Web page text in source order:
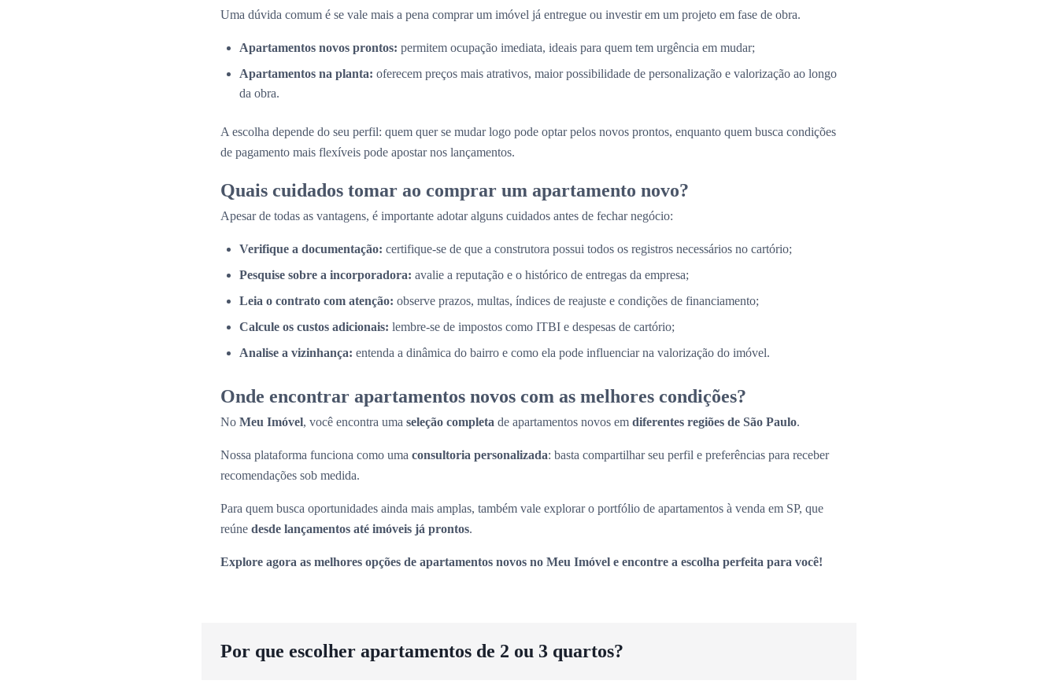
Uma dúvida comum é se vale mais a pena comprar um imóvel já entregue ou investir em um projeto em fase de obra.
Apartamentos novos prontos: permitem ocupação imediata, ideais para quem tem urgência em mudar;
Apartamentos na planta: oferecem preços mais atrativos, maior possibilidade de personalização e valorização ao longo
da obra.
A escolha depende do seu perfil: quem quer se mudar logo pode optar pelos novos prontos, enquanto quem busca condições
de pagamento mais flexíveis pode apostar nos lançamentos.
Quais cuidados tomar ao comprar um apartamento novo?
Apesar de todas as vantagens, é importante adotar alguns cuidados antes de fechar negócio:
Verifique a documentação: certifique-se de que a construtora possui todos os registros necessários no cartório;
Pesquise sobre a incorporadora: avalie a reputação e o histórico de entregas da empresa;
Leia o contrato com atenção: observe prazos, multas, índices de reajuste e condições de financiamento;
Calcule os custos adicionais: lembre-se de impostos como ITBI e despesas de cartório;
Analise a vizinhança: entenda a dinâmica do bairro e como ela pode influenciar na valorização do imóvel.
Onde encontrar apartamentos novos com as melhores condições?
No Meu Imóvel, você encontra uma seleção completa de apartamentos novos em diferentes regiões de São Paulo.
Nossa plataforma funciona como uma consultoria personalizada: basta compartilhar seu perfil e preferências para receber
recomendações sob medida.
Para quem busca oportunidades ainda mais amplas, também vale explorar o portfólio de apartamentos à venda em SP, que
reúne desde lançamentos até imóveis já prontos.
Explore agora as melhores opções de apartamentos novos no Meu Imóvel e encontre a escolha perfeita para você!
Por que escolher apartamentos de 2 ou 3 quartos?